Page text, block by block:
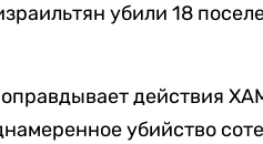
убили 18
действия
убийство